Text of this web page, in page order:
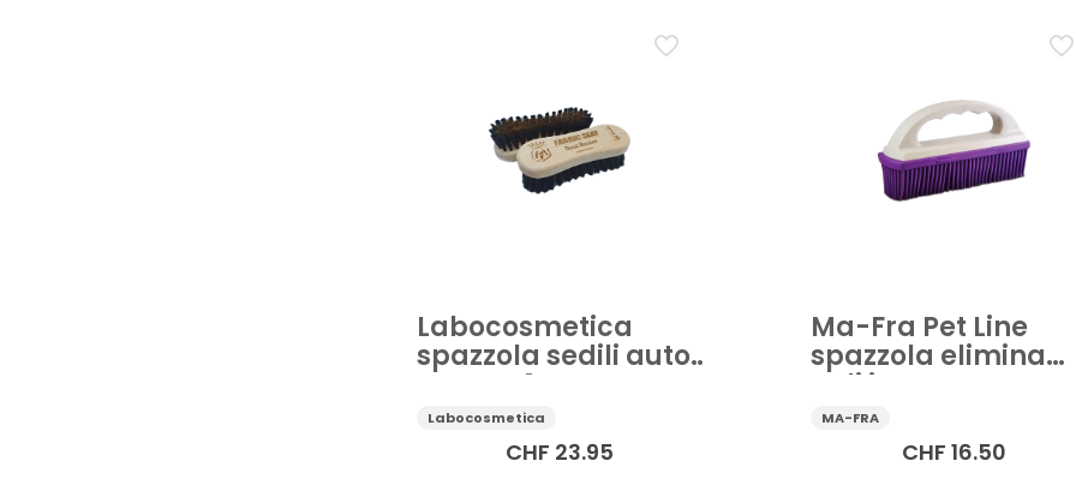
Labocosmetica
spazzola sedili auto
tessuto 1 pz
Labocosmetica
CHF 23.95
Ma-Fra Pet Line
spazzola elimina
peli in gomma
1 pz
MA-FRA
CHF 16.50